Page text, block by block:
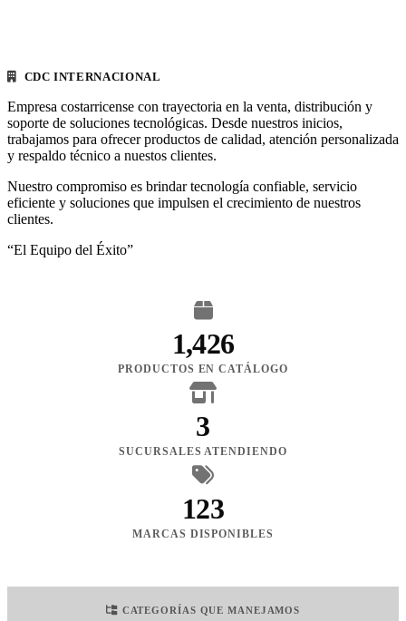
CDC INTERNACIONAL
Empresa costarricense con trayectoria en la venta, distribución y
soporte de soluciones tecnológicas. Desde nuestros inicios,
trabajamos para ofrecer productos de calidad, atención personalizada
y respaldo técnico a nuestos clientes.
Nuestro compromiso es brindar tecnología confiable, servicio
eficiente y soluciones que impulsen el crecimiento de nuestros
clientes.
“El Equipo del Éxito”
1,426
PRODUCTOS EN CATÁLOGO
3
SUCURSALES ATENDIENDO
123
MARCAS DISPONIBLES
CATEGORÍAS QUE MANEJAMOS